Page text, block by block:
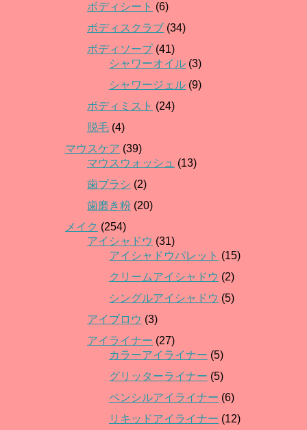
ボディシート (6)
ボディスクラブ (34)
ボディソープ(41)
シャワーオイル (3)
シャワージェル (9)
ボディミスト (24)
脱毛 (4)
マウスケア (39)
マウスウォッシュ (13)
歯ブラシ (2)
歯磨き粉 (20)
メイク (254)
アイシャドウ (31)
アイシャドウパレット (15)
クリームアイシャドウ (2)
シングルアイシャドウ (5)
アイブロウ (3)
アイライナー (27)
カラーアイライナー (5)
グリッターライナー (5)
ペンシルアイライナー (6)
リキッドアイライナー (12)